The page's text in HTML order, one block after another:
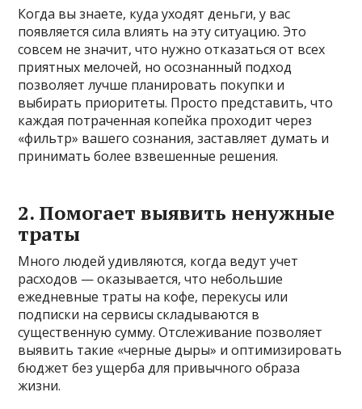
Когда вы знаете, куда уходят деньги, у вас
появляется сила влиять на эту ситуацию. Это
совсем не значит, что нужно отказаться от всех
приятных мелочей, но осознанный подход
позволяет лучше планировать покупки и
выбирать приоритеты. Просто представить, что
каждая потраченная копейка проходит через
«фильтр» вашего сознания, заставляет думать и
принимать более взвешенные решения.
2. Помогает выявить ненужные
траты
Много людей удивляются, когда ведут учет
расходов — оказывается, что небольшие
ежедневные траты на кофе, перекусы или
подписки на сервисы складываются в
существенную сумму. Отслеживание позволяет
выявить такие «черные дыры» и оптимизировать
бюджет без ущерба для привычного образа
жизни.